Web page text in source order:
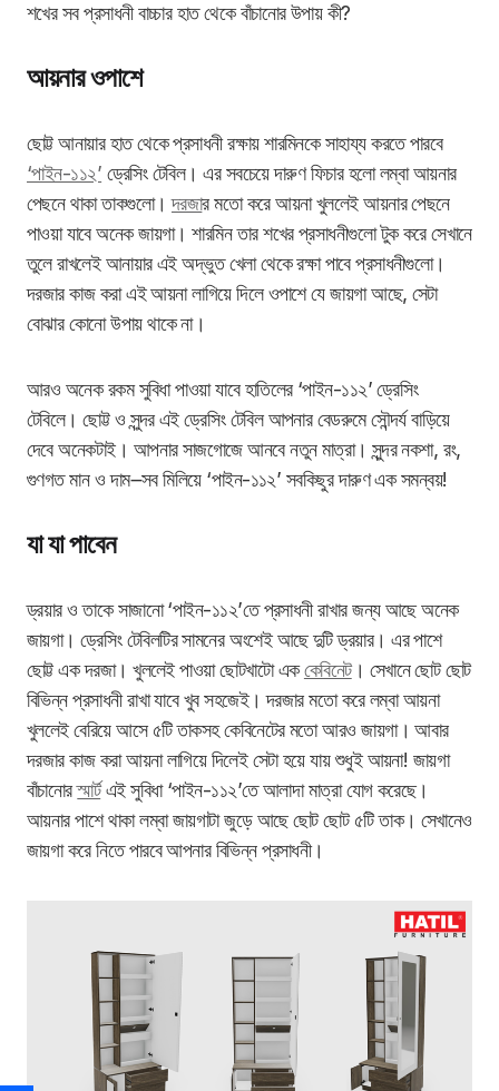
শখের সব প্রসাধনী বাচ্চার হাত থেকে বাঁচানোর উপায় কী?
আয়নার ওপাশে
ছোট্ট আনায়ার হাত থেকে প্রসাধনী রক্ষায় শারমিনকে সাহায্য করতে পারবে
‘পাইন-১১২’ ড্রেসিং টেবিল। এর সবচেয়ে দারুণ ফিচার হলো লম্বা আয়নার
পেছনে থাকা তাকগুলো।দরজার মতো করে আয়না খুললেই আয়নার পেছনে
পাওয়া যাবে অনেক জায়গা। শারমিন তার শখের প্রসাধনীগুলো টুক করে সেখানে
তুলে রাখলেই আনায়ার এই অদ্ভুত খেলা থেকে রক্ষা পাবে প্রসাধনীগুলো।
দরজার কাজ করা এই আয়না লাগিয়ে দিলে ওপাশে যে জায়গা আছে, সেটা
বোঝার কোনো উপায় থাকে না।
আরও অনেক রকম সুবিধা পাওয়া যাবে হাতিলের ‘পাইন-১১২’ ড্রেসিং
টেবিলে। ছোট্ট ও সুন্দর এই ড্রেসিং টেবিল আপনার বেডরুমে সৌন্দর্য বাড়িয়ে
দেবে অনেকটাই। আপনার সাজগোজে আনবে নতুন মাত্রা। সুন্দর নকশা, রং,
গুণগত মান ও দাম౼সব মিলিয়ে ‘পাইন-১১২’ সবকিছুর দারুণ এক সমন্বয়!
যা যা পাবেন
ড্রয়ার ও তাকে সাজানো ‘পাইন-১১২’তে প্রসাধনী রাখার জন্য আছে অনেক
জায়গা। ড্রেসিং টেবিলটির সামনের অংশেই আছে দুটি ড্রয়ার। এর পাশে
ছোট্ট এক দরজা। খুললেই পাওয়া ছোটখাটো এককেবিনেট। সেখানে ছোট ছোট
বিভিন্ন প্রসাধনী রাখা যাবে খুব সহজেই। দরজার মতো করে লম্বা আয়না
খুললেই বেরিয়ে আসে ৫টি তাকসহ কেবিনেটের মতো আরও জায়গা। আবার
দরজার কাজ করা আয়না লাগিয়ে দিলেই সেটা হয়ে যায় শুধুই আয়না! জায়গা
বাঁচানোরস্মার্টএই সুবিধা ‘পাইন-১১২’তে আলাদা মাত্রা যোগ করেছে।
আয়নার পাশে থাকা লম্বা জায়গাটা জুড়ে আছে ছোট ছোট ৫টি তাক। সেখানেও
জায়গা করে নিতে পারবে আপনার বিভিন্ন প্রসাধনী।